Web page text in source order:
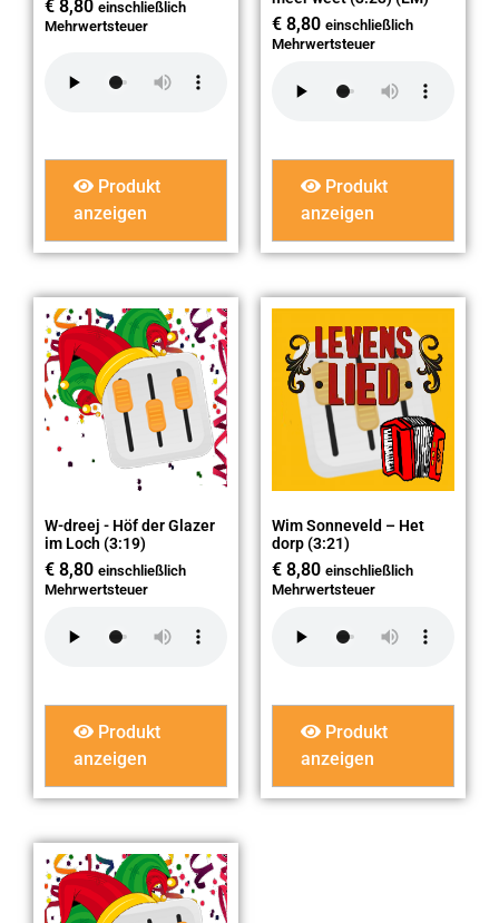
€ 8,80 einschließlich
Mehrwertsteuer
Produkt
anzeigen
€ 8,80 einschließlich
Mehrwertsteuer
Produkt
anzeigen
W-dreej - Höf der Glazer
im Loch (3:19)
€ 8,80 einschließlich
Mehrwertsteuer
Produkt
anzeigen
Wim Sonneveld – Het
dorp (3:21)
€ 8,80 einschließlich
Mehrwertsteuer
Produkt
anzeigen